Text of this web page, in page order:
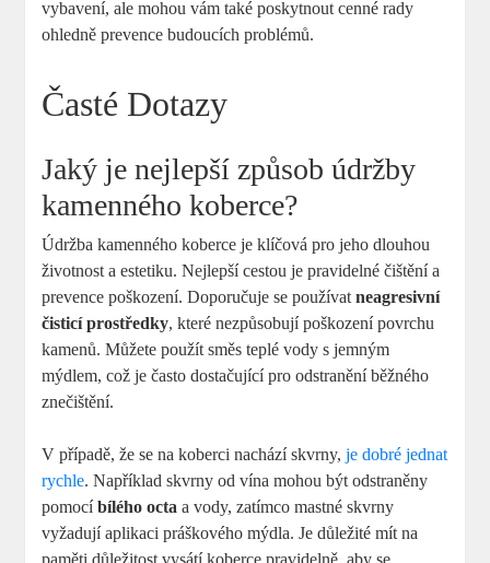
vybavení, ale mohou vám také poskytnout cenné rady
ohledně prevence budoucích problémů.
Časté Dotazy
Jaký je nejlepší způsob údržby
kamenného koberce?
Údržba kamenného koberce je klíčová pro jeho dlouhou
životnost a estetiku. Nejlepší cestou je pravidelné čištění a
prevence poškození. Doporučuje se používatneagresivní
čisticí prostředky, které nezpůsobují poškození povrchu
kamenů. Můžete použít směs teplé vody s jemným
mýdlem, což je často dostačující pro odstranění běžného
znečištění.
V případě, že se na koberci nachází skvrny,je dobré jednat
rychle. Například skvrny od vína mohou být odstraněny
pomocíbílého octa a vody, zatímco mastné skvrny
vyžadují aplikaci práškového mýdla. Je důležité mít na